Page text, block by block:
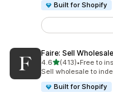
Built for Shopify
Faire: Sell Wholesale
4.65つ星中
(413)
合計レビュー数：413件
•Free to
Sell wholesale to
Built for Shopify